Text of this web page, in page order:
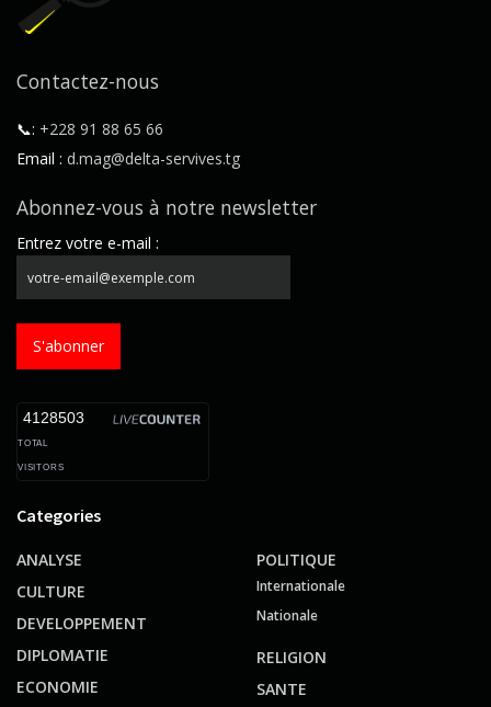
Contactez-nous
📞: +228 91 88 65 66
Email : d.mag@delta-servives.tg
Abonnez-vous à notre newsletter
Entrez votre e-mail :
S'abonner
4128503
TOTAL
VISITORS
Categories
ANALYSE
CULTURE
DEVELOPPEMENT
DIPLOMATIE
ECONOMIE
POLITIQUE
Internationale
Nationale
RELIGION
SANTE